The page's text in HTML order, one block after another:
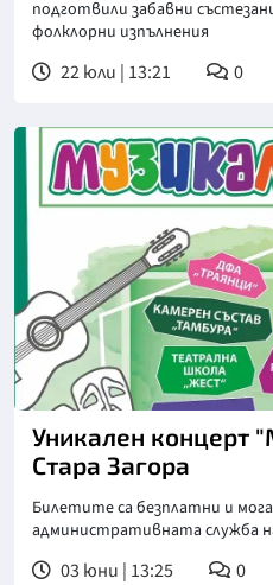
подготвили забавни
фолклорни изпълнения
22 юли | 13:21 0
Уникален концерт
Стара Загора
Билетите са безплатни и
административната служба
03 юни | 13:25 0